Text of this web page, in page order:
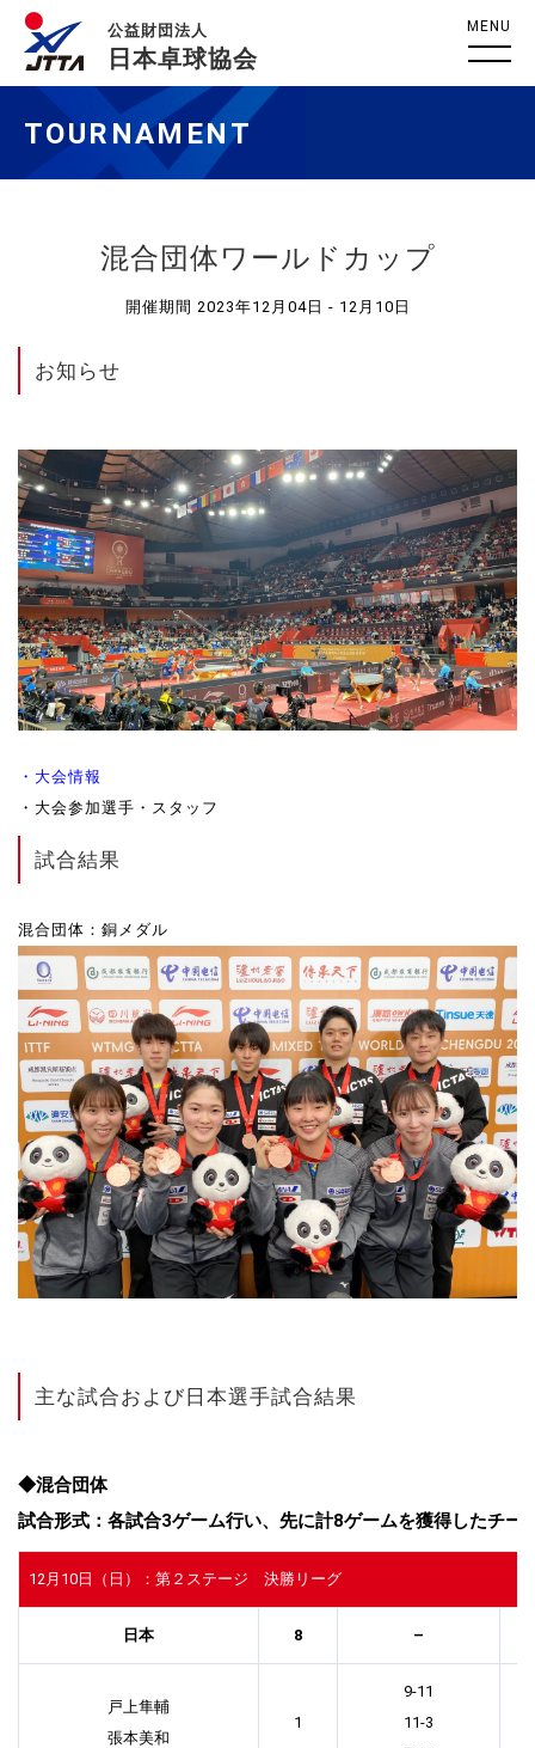
公益財団法人
日本卓球協会
MENU
TOURNAMENT
混合団体ワールドカップ
開催期間 2023年12月04日 - 12月10日
お知らせ
・大会情報
・大会参加選手・スタッフ
試合結果
混合団体：銅メダル
主な試合および日本選手試合結果
◆混合団体
試合形式：各試合3ゲーム行い、先に計8ゲームを獲得したチー
12月10日（日）：第２ステージ 決勝リーグ
日本 8 –
戸上隼輔
張本美和
1
9-11
11-3